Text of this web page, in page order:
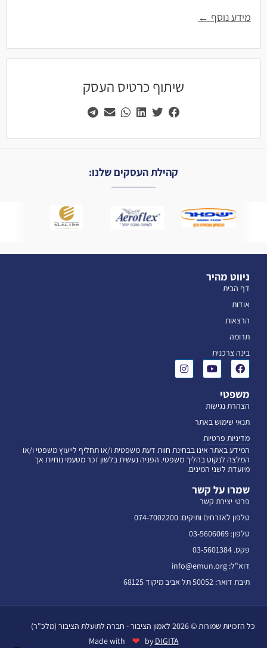
מידע נוסף ←
שיתוף כרטיס העסק
קהילת העסקים שלנו:
ניווט מהיר
דף הבית
אודות
הרצאות
תרומה
בינה צרכנית
משפטי
הצהרת נגישות
תנאי שימוש באתר
מדיניות פרטיות
המידע באתר אינו בבחינת חוות דעת משפטית ו/או תחליף לייעוץ משפטי ו/או
המלצה לנקוט בהליך משפטי. הפניה נעשית בלשון זכר מטעמי נוחיות אך
מיועדת לשני המינים.
שמרו על קשר
פרטי יצירת קשר
טלפון לאזרחים ותיקים: 074-7002200
טלפון: 03-5606069
פקס. 03-5601384
דוא"ל: info@emun.org
תיבת דואר: 50052 תל אביב מיקוד 68125
כל הזכויות שמורות © 2026 לאמון הציבור - חברה לתועלת הציבור (מלכ"ר)
Made with
❤ by DIGITA